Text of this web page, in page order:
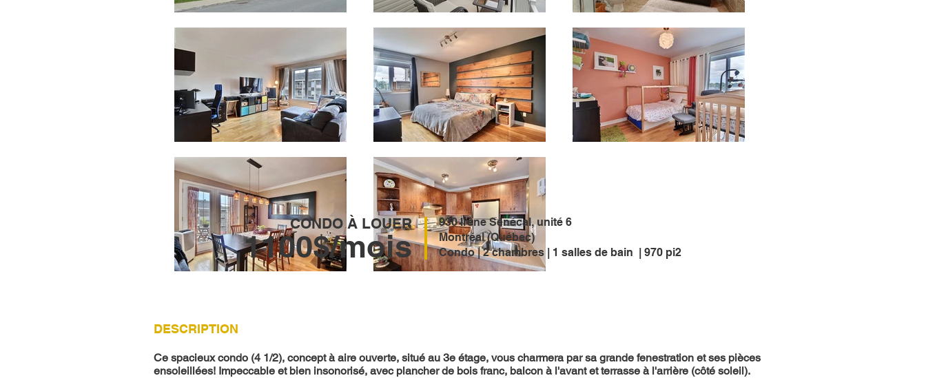
CONDO À LOUER
1100$/mois
930 Irène Sénécal, unité 6
Montréal (Québec)
Condo | 2 chambres | 1 salles de bain | 970 pi2
DESCRIPTION
Ce spacieux condo (4 1/2), concept à aire ouverte, situé au 3e étage, vous charmera par sa grande fenestration et ses pièces
ensoleillées! Impeccable et bien insonorisé, avec plancher de bois franc, balcon à l'avant et terrasse à l'arrière (côté soleil).